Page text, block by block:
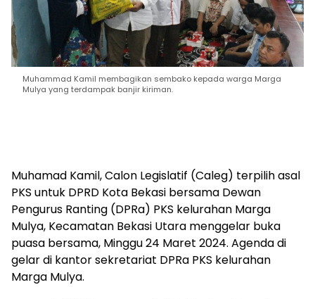
Muhammad Kamil membagikan sembako kepada warga Marga
Mulya yang terdampak banjir kiriman.
Muhamad Kamil, Calon Legislatif (Caleg) terpilih asal
PKS untuk DPRD Kota Bekasi bersama Dewan
Pengurus Ranting (DPRa) PKS kelurahan Marga
Mulya, Kecamatan Bekasi Utara menggelar buka
puasa bersama, Minggu 24 Maret 2024. Agenda di
gelar di kantor sekretariat DPRa PKS kelurahan
Marga Mulya.